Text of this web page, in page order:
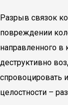
Разрыв связок
повреждении
направленного в
деструктивно
спровоцировать
целостности –